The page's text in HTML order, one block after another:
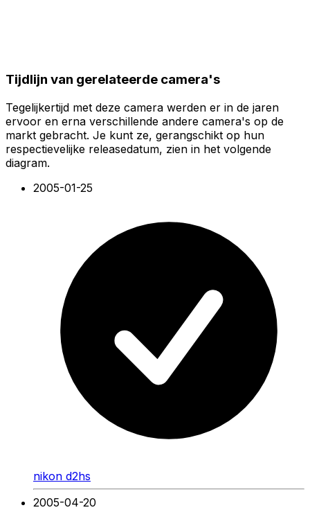
Tijdlijn van gerelateerde camera's
Tegelijkertijd met deze camera werden er in de jaren
ervoor en erna verschillende andere camera's op de
markt gebracht. Je kunt ze, gerangschikt op hun
respectievelijke releasedatum, zien in het volgende
diagram.
2005-01-25
nikon d2hs
2005-04-20